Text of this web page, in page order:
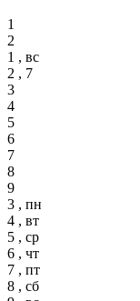
1
2
1 , вс
2 , 7
3
4
5
6
7
8
9
3 , пн
4 , вт
5 , ср
6 , чт
7 , пт
8 , сб